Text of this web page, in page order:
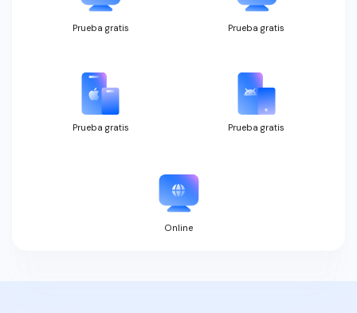
Prueba gratis Prueba gratis
Prueba gratis Prueba gratis
Online